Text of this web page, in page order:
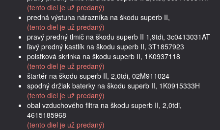
(tento diel je už predaný)
predná výstuha nárazníka na škodu superb II,
(tento diel je už predaný)
pravý predný tlmič na škodu superb II 1,9tdi, 3c0413031AT
ľavý predný kastlík na škodu superb II, 3T1857923
poistková skrinka na škodu superb II, 1K0937118
(tento diel je už predaný)
štartér na škodu superb II, 2,0tdi, 02M911024
spodný držiak baterky na škodu superb II, 1K0915333H
(tento diel je už predaný)
obal vzduchového filtra na škodu superb II, 2,0tdi,
4615185968
(tento diel je už predaný)